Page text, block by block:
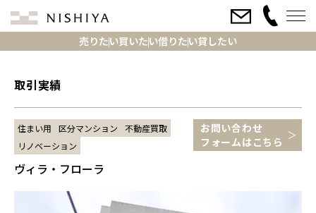
売りたい買いたい借りたい貸したい
取引実績
住まい用 区分マンション
不動産買取
リノベーション
お問い合わせ
フォームはこちら
ヴィラ・フローラ